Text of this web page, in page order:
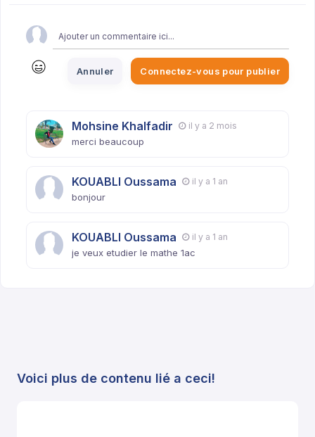
Annuler Connectez-vous pour publier
Mohsine Khalfadir il y a 2 mois
merci beaucoup
KOUABLI Oussama il y a 1 an
bonjour
KOUABLI Oussama il y a 1 an
je veux etudier le mathe 1ac
Voici plus de contenu lié a ceci!